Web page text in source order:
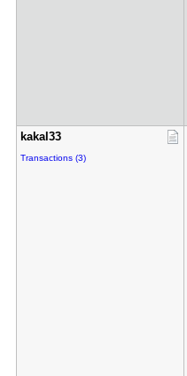
kakal33
Transactions (3)